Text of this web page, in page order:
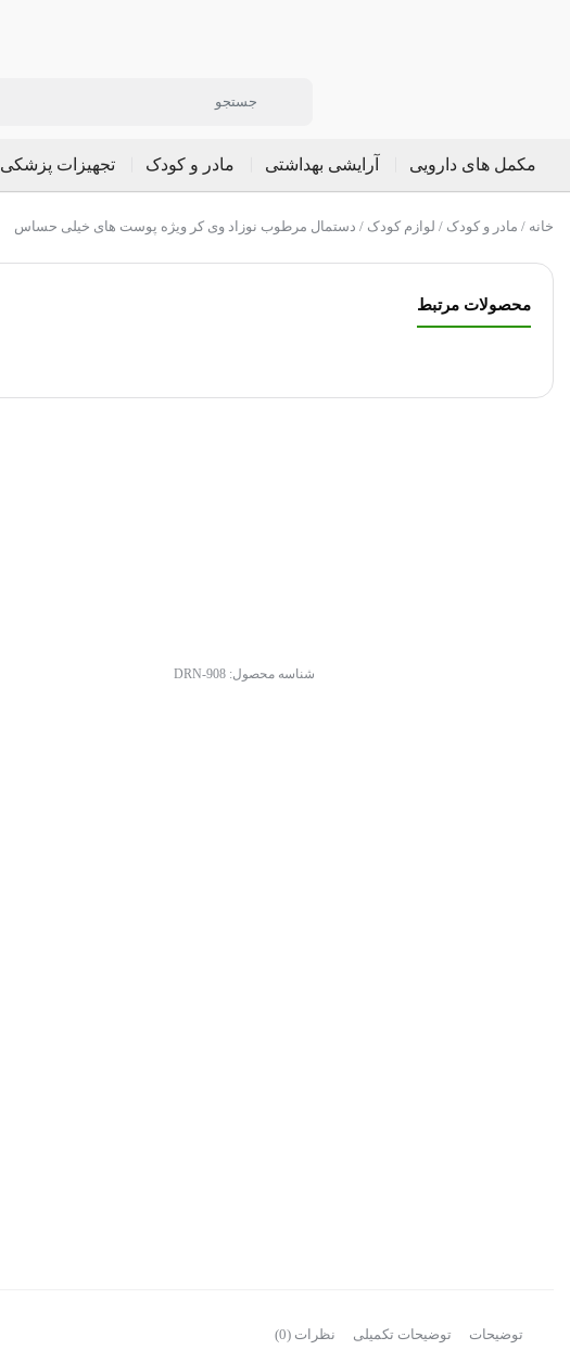
مکمل های دارویی آرایشی بهداشتی مادر و کودک تجهیزات پزشکی
خانه / مادر و کودک / لوازم کودک / دستمال مرطوب نوزاد وی کر ویژه پوست های خیلی حساس
محصولات مرتبط
شناسه محصول:DRN-908
توضیحات توضیحات تکمیلی نظرات (0)